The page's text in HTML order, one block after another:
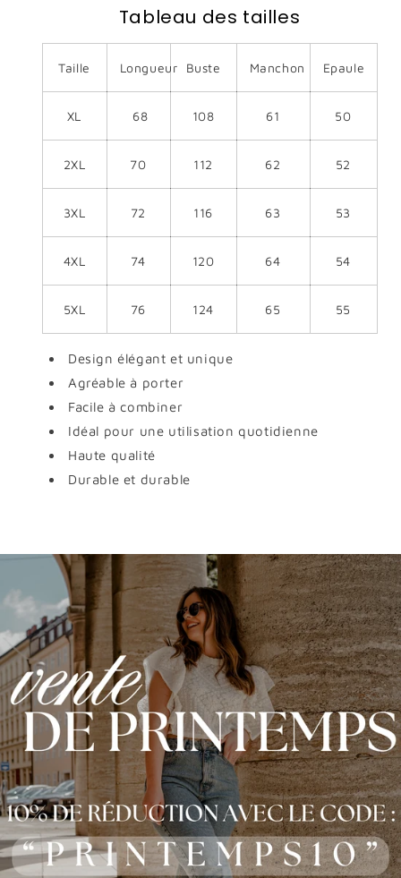
Tableau des tailles
Taille Longueur Buste Manchon Epaule
XL 68 108 61 50
2XL 70 112 62 52
3XL 72 116 63 53
4XL 74 120 64 54
5XL 76 124 65 55
Design élégant et unique
Agréable à porter
Facile à combiner
Idéal pour une utilisation quotidienne
Haute qualité
Durable et durable